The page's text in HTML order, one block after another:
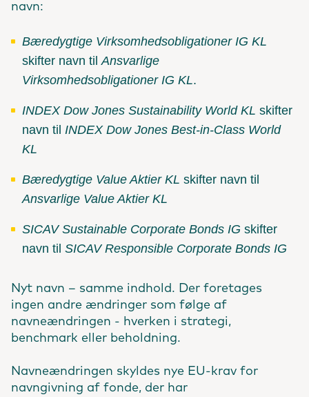
navn:
Bæredygtige Virksomhedsobligationer IG KL
skifter navn tilAnsvarlige
Virksomhedsobligationer IG KL.
INDEX Dow Jones Sustainability World KL skifter
navn til INDEX Dow Jones Best-in-Class World
KL
Bæredygtige Value Aktier KL skifter navn til
Ansvarlige Value Aktier KL
SICAV Sustainable Corporate Bonds IG skifter
navn til SICAV Responsible Corporate Bonds IG
Nyt navn – samme indhold. Der foretages
ingen andre ændringer som følge af
navneændringen - hverken i strategi,
benchmark eller beholdning.
Navneændringen skyldes nye EU-krav for
navngivning af fonde, der har